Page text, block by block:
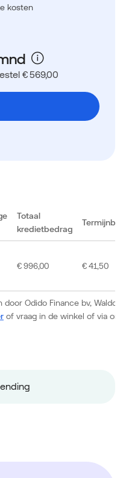
kosten
€ 569,00
Totaal
kredietbedrag
Odido Finance bv,
of vraag in de winkel of via
€ 996,00 € 41,50